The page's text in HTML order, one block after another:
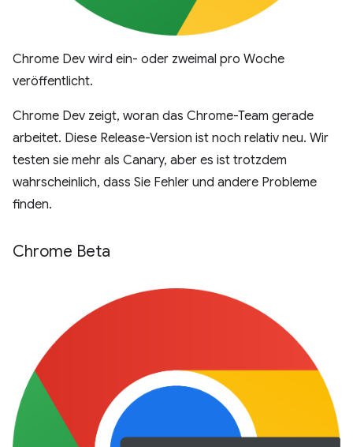
Chrome Dev wird ein- oder zweimal pro Woche
veröffentlicht.
Chrome Dev zeigt, woran das Chrome-Team gerade
arbeitet. Diese Release-Version ist noch relativ neu. Wir
testen sie mehr als Canary, aber es ist trotzdem
wahrscheinlich, dass Sie Fehler und andere Probleme
finden.
Chrome Beta